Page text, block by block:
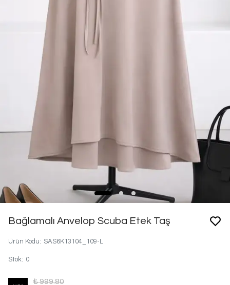
Bağlamalı Anvelop Scuba Etek Taş
Ürün Kodu: SAS6K13104_109-L
Stok: 0
₺ 999.80